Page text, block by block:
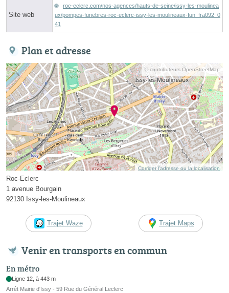
Site web
roc-eclerc.com/nos-agences/hauts-de-seine/issy-les-moulinea
ux/pompes-funebres-roc-eclerc-issy-les-moulineaux-fun_fra092_0
41
Plan et adresse
© contributeurs OpenStreetMap
Corriger l’adresse ou la localisation
Roc-Eclerc
1 avenue Bourgain
92130 Issy-les-Moulineaux
Trajet Waze Trajet Maps
Venir en transports en commun
En métro
Ligne 12, à 443 m
Arrêt Mairie d'Issy - 59 Rue du Général Leclerc